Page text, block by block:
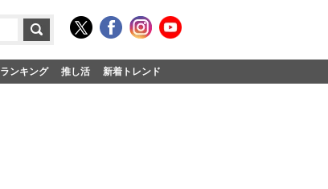
ランキング 推し活 新着トレンド